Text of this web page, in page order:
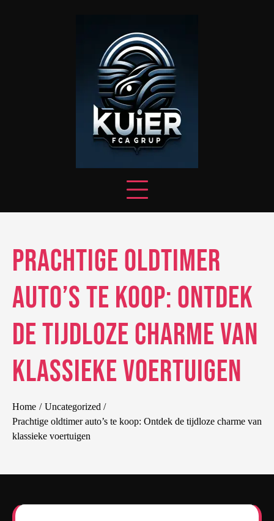
Prachtige oldtimer
auto’s te koop: Ontdek
de tijdloze charme van
klassieke voertuigen
Home
Uncategorized
Prachtige oldtimer auto’s te koop: Ontdek de tijdloze charme van
klassieke voertuigen